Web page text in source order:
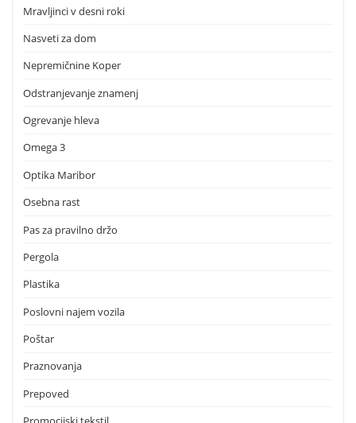
Mravljinci v desni roki
Nasveti za dom
Nepremičnine Koper
Odstranjevanje znamenj
Ogrevanje hleva
Omega 3
Optika Maribor
Osebna rast
Pas za pravilno držo
Pergola
Plastika
Poslovni najem vozila
Poštar
Praznovanja
Prepoved